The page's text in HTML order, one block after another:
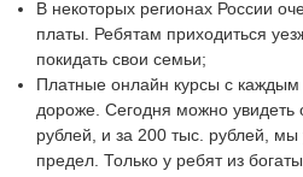
В некоторых регионах России
платы. Ребятам приходиться
покидать свои семьи;
Платные онлайн курсы с каждым
дороже. Сегодня можно увидеть
рублей, и за 200 тыс. рублей, мы
предел. Только у ребят из